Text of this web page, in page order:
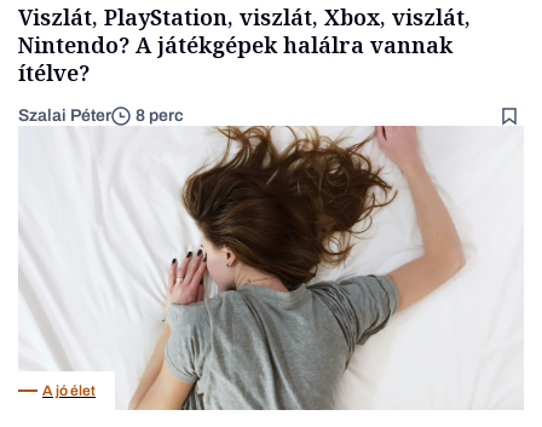
Viszlát, PlayStation, viszlát, Xbox, viszlát,
Nintendo? A játékgépek halálra vannak
ítélve?
Szalai Péter 8 perc
A jó élet